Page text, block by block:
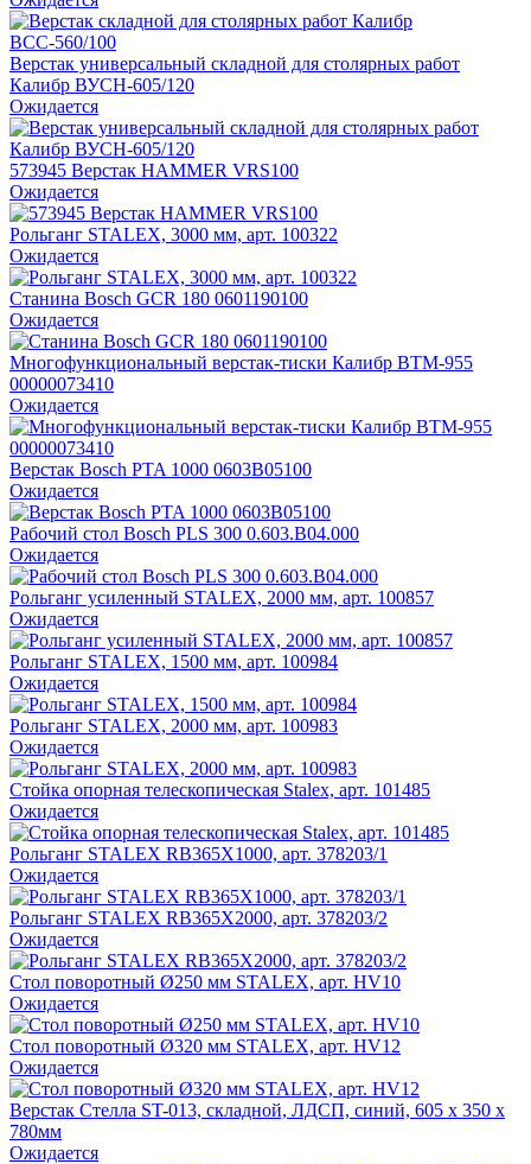
Верстак универсальный складной для столярных работ
Калибр ВУСН-605/120
Ожидается
573945 Верстак HAMMER VRS100
Ожидается
Рольганг STALEX, 3000 мм, арт. 100322
Ожидается
Станина Bosch GCR 180 0601190100
Ожидается
Многофункциональный верстак-тиски Калибр ВТМ-955
00000073410
Ожидается
Верстак Bosch PTA 1000 0603B05100
Ожидается
Рабочий стол Bosch PLS 300 0.603.B04.000
Ожидается
Рольганг усиленный STALEX, 2000 мм, арт. 100857
Ожидается
Рольганг STALEX, 1500 мм, арт. 100984
Ожидается
Рольганг STALEX, 2000 мм, арт. 100983
Ожидается
Стойка опорная телескопическая Stalex, арт. 101485
Ожидается
Рольганг STALEX RB365X1000, арт. 378203/1
Ожидается
Рольганг STALEX RB365X2000, арт. 378203/2
Ожидается
Стол поворотный Ø250 мм STALEX, арт. HV10
Ожидается
Стол поворотный Ø320 мм STALEX, арт. HV12
Ожидается
Верстак Стелла ST-013, складной, ЛДСП, синий, 605 x 350 x
780мм
Ожидается